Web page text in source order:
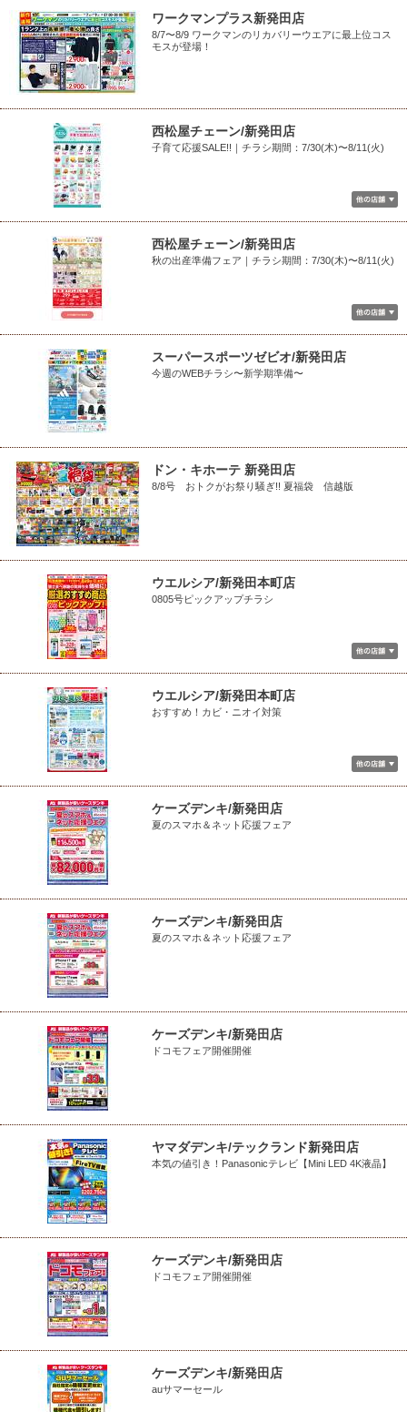
ワークマンプラス新発田店
8/7〜8/9 ワークマンのリカバリーウエアに最上位コス
モスが登場！
西松屋チェーン/新発田店
子育て応援SALE!!｜チラシ期間：7/30(木)〜8/11(火)
西松屋チェーン/新発田店
秋の出産準備フェア｜チラシ期間：7/30(木)〜8/11(火)
スーパースポーツゼビオ/新発田店
今週のWEBチラシ〜新学期準備〜
ドン・キホーテ 新発田店
8/8号 おトクがお祭り騒ぎ!! 夏福袋 信越版
ウエルシア/新発田本町店
0805号ピックアップチラシ
ウエルシア/新発田本町店
おすすめ！カビ・ニオイ対策
ケーズデンキ/新発田店
夏のスマホ＆ネット応援フェア
ケーズデンキ/新発田店
夏のスマホ＆ネット応援フェア
ケーズデンキ/新発田店
ドコモフェア開催開催
ヤマダデンキ/テックランド新発田店
本気の値引き！Panasonicテレビ【Mini LED 4K液晶】
ケーズデンキ/新発田店
ドコモフェア開催開催
ケーズデンキ/新発田店
auサマーセール